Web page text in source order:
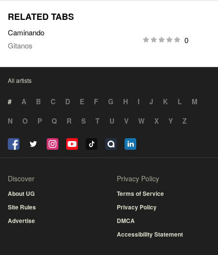
RELATED TABS
Caminando
Gitanos
0
All artists
# A B C D E F G H I J K L
M
N
O P Q R S T U V W X Y Z
Discover
About UG
Site Rules
Advertise
Privacy Policy
Terms of Service
Privacy Policy
DMCA
Accessibility Statement